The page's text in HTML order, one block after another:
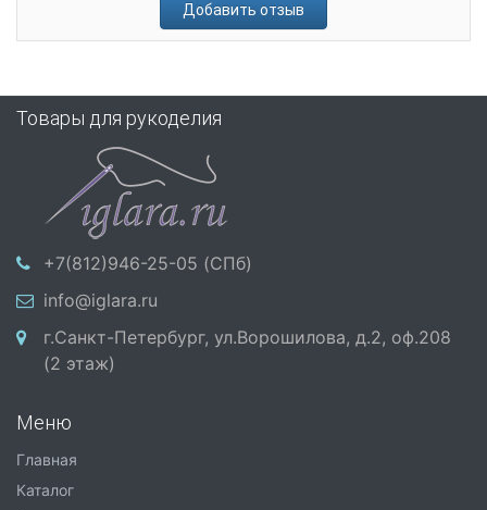
Добавить отзыв
Товары для рукоделия
+7(812)946-25-05 (СПб)
info@iglara.ru
г.Санкт-Петербург, ул.Ворошилова, д.2, оф.208
(2 этаж)
Меню
Главная
Каталог